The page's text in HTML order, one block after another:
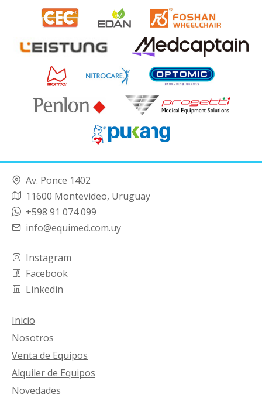
Av. Ponce 1402
11600 Montevideo, Uruguay
+598 91 074 099
info@equimed.com.uy
Instagram
Facebook
Linkedin
Inicio
Nosotros
Venta de Equipos
Alquiler de Equipos
Novedades